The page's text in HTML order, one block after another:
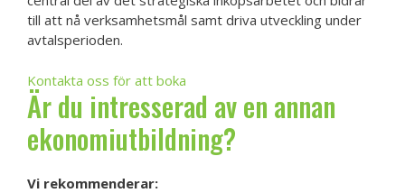
till att nå verksamhetsmål samt driva utveckling under
avtalsperioden.
Kontakta oss för att boka
Är du intresserad av en annan
ekonomiutbildning?
Vi rekommenderar: